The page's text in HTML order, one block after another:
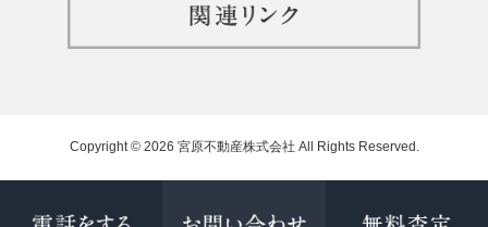
Copyright © 2026 宮原不動産株式会社 All Rights Reserved.